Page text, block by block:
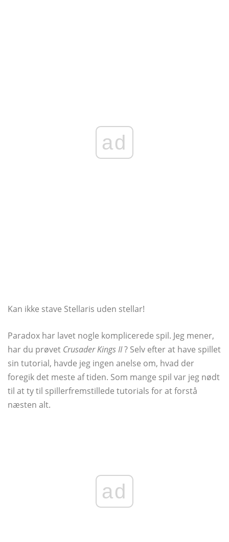
ad
Kan ikke stave Stellaris uden stellar!
Paradox har lavet nogle komplicerede spil. Jeg mener,
har du prøvet Crusader Kings II? Selv efter at have spillet
sin tutorial, havde jeg ingen anelse om, hvad der
foregik det meste af tiden. Som mange spil var jeg nødt
til at ty til spillerfremstillede tutorials for at forstå
næsten alt.
ad